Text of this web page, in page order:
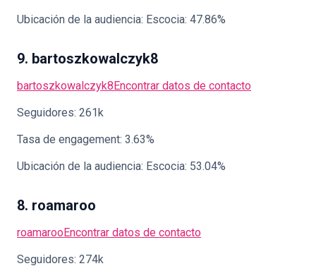
Ubicación de la audiencia: Escocia: 47.86%
9. bartoszkowalczyk8
bartoszkowalczyk8Encontrar datos de contacto
Seguidores: 261k
Tasa de engagement: 3.63%
Ubicación de la audiencia: Escocia: 53.04%
8. roamaroo
roamarooEncontrar datos de contacto
Seguidores: 274k